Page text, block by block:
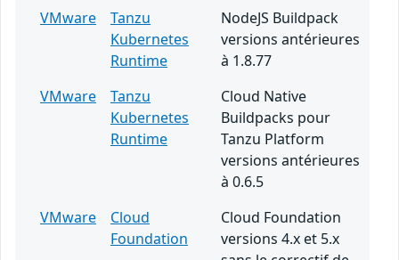
VMware
Tanzu
Kubernetes
Runtime
NodeJS Buildpack
versions antérieures
à 1.8.77
VMware
Tanzu
Kubernetes
Runtime
Cloud Native
Buildpacks pour
Tanzu Platform
versions antérieures
à 0.6.5
VMware
Cloud
Foundation
Cloud Foundation
versions 4.x et 5.x